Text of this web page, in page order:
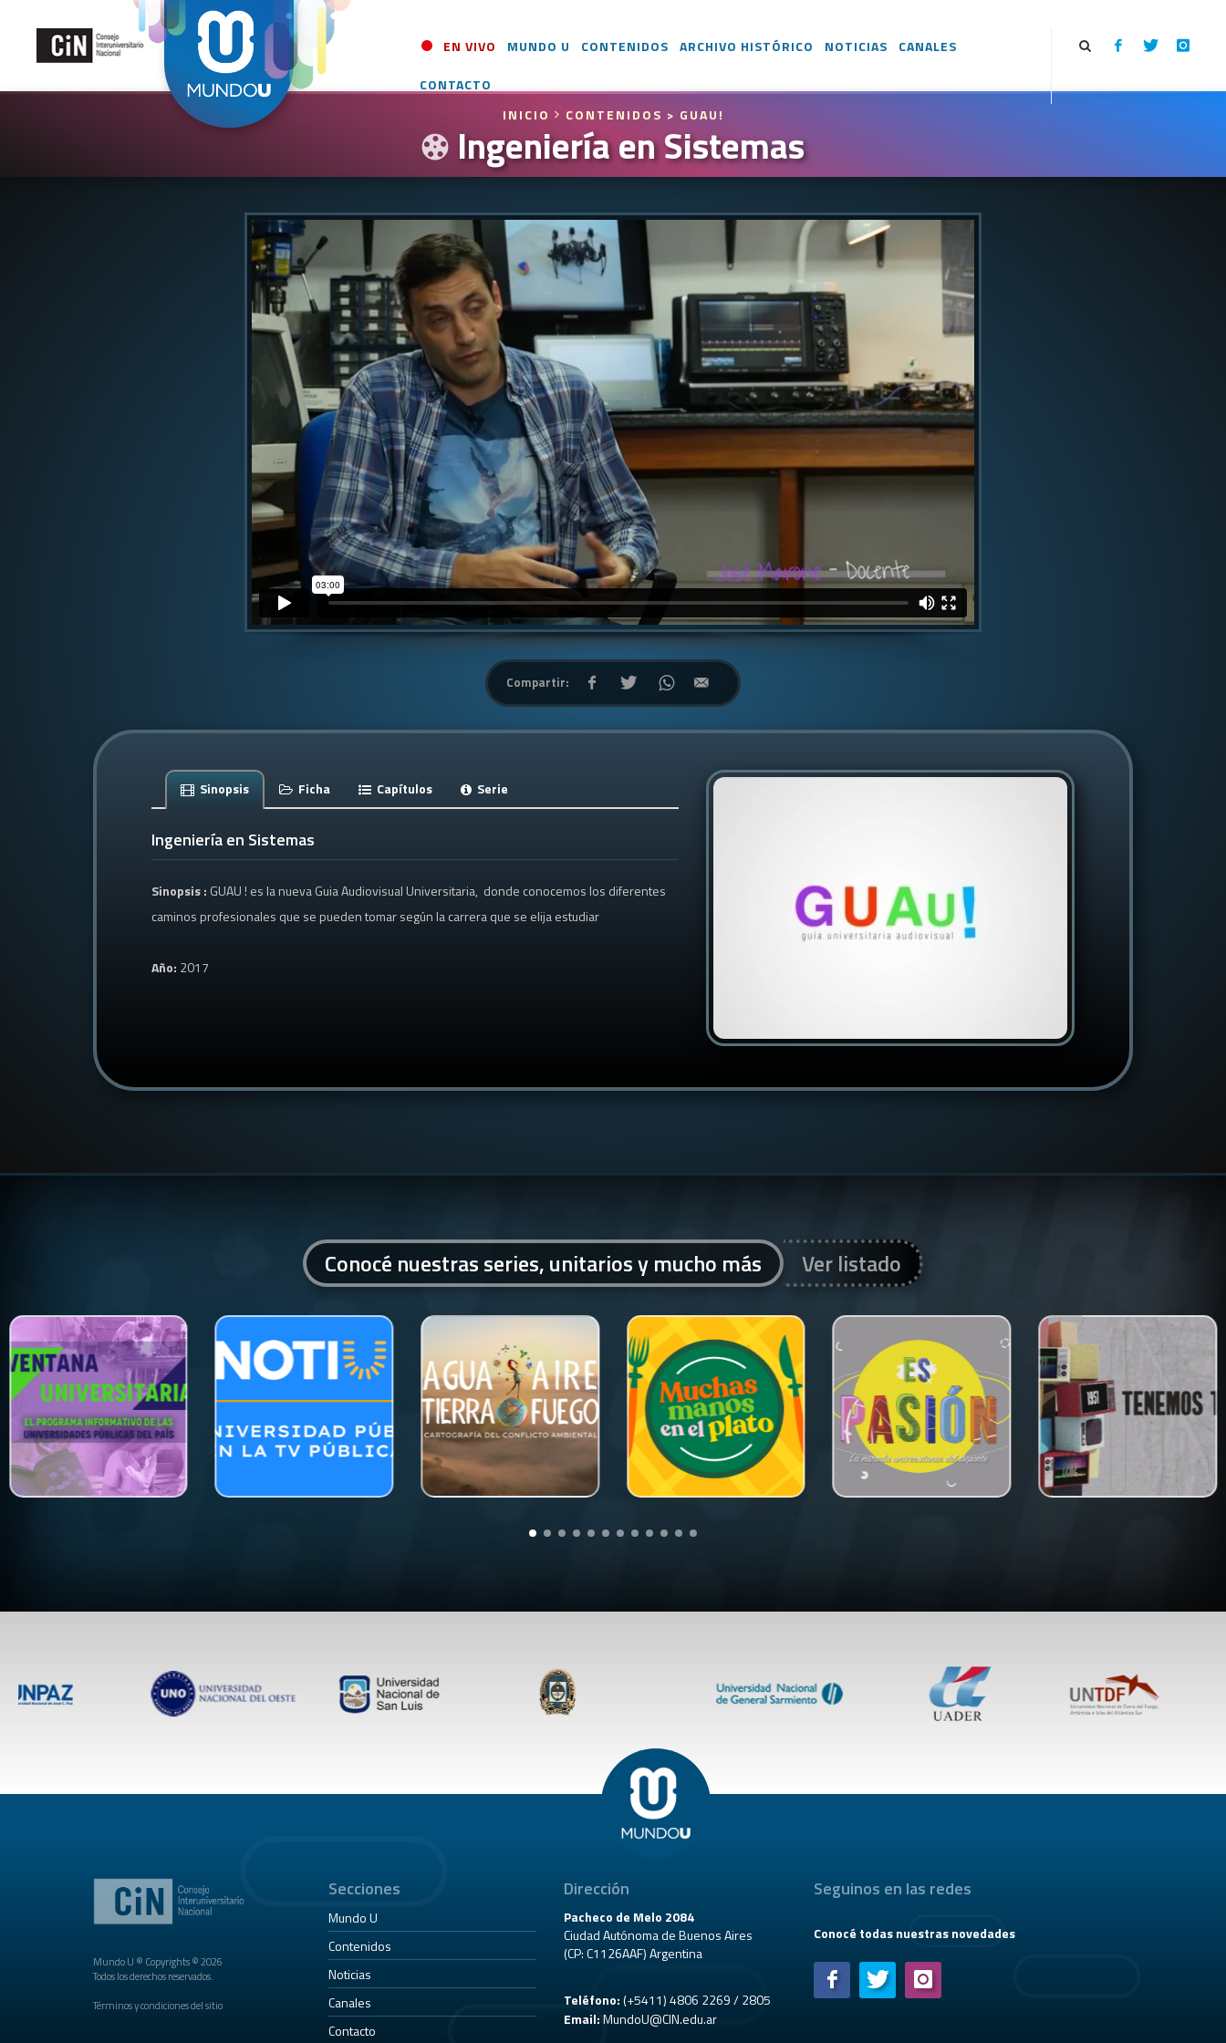
EN VIVO MUNDO U CONTENIDOS ARCHIVO HISTÓRICO NOTICIAS
CANALES
CONTACTO
INICIO
CONTENIDOS > GUAU!
Ingeniería en Sistemas
Compartir:
Sinopsis Ficha Capítulos Serie
Ingeniería en Sistemas
Sinopsis : GUAU ! es la nueva Guia Audiovisual Universitaria, donde conocemos los diferentes
caminos profesionales que se pueden tomar según la carrera que se elija estudiar
Año: 2017
Conocé nuestras series, unitarios y mucho más Ver listado
Mundo U ® Copyrights © 2026
Todos los derechos reservados.
Términos y condiciones del sitio
Secciones
Mundo U
Contenidos
Noticias
Canales
Contacto
Dirección
Pacheco de Melo 2084
Ciudad Autónoma de Buenos Aires
(CP: C1126AAF) Argentina
Teléfono:(+5411) 4806 2269 / 2805
Email:MundoU@CIN.edu.ar
Seguinos en las redes
Conocé todas nuestras novedades